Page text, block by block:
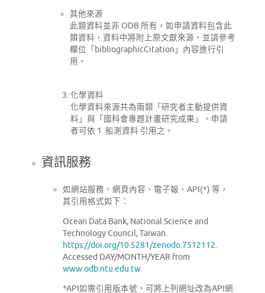
其他來源
此類資料並非 ODB 所有，如申請資料包含此
類資料，資料中將附上原文獻來源，並請參考
欄位「bibliographicCitation」內容進行引
用。
化學資料
化學資料來源共為兩類「研究者主動提供資
料」與「國科會專題計畫研究成果」，申請
者可依 1. 船測資料 引用之。
資訊服務
如網站服務、網頁內容、電子報、API(*) 等，
其引用格式如下：
Ocean Data Bank, National Science and
Technology Council, Taiwan.
https://doi.org/10.5281/zenodo.7512112.
Accessed DAY/MONTH/YEAR from
www.odb.ntu.edu.tw.
*API如需引用版本號，可將上列網址改為API網